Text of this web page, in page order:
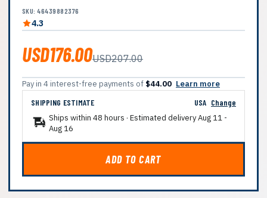
SKU: 46439882376
4.3
USD176.00USD207.00
Pay in 4 interest-free payments of $44.00 Learn more
SHIPPING ESTIMATE
USA Change
Ships within 48 hours · Estimated deliveryAug 11 -
Aug 16
ADD TO CART